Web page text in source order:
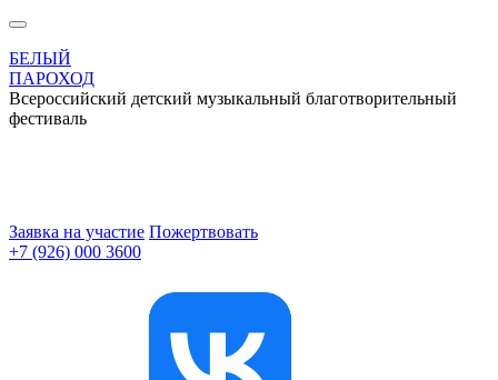
БЕЛЫЙ
ПАРОХОД
Всероссийский детский музыкальный благотворительный
фестиваль
Заявка на участие Пожертвовать
+7 (926) 000 3600